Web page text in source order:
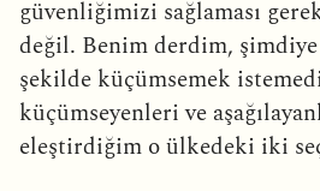
güvenliğimizi sağlaması
değil. Benim derdim,
şekilde küçümsemek
küçümseyenleri ve
eleştirdiğim o ülkedeki iki